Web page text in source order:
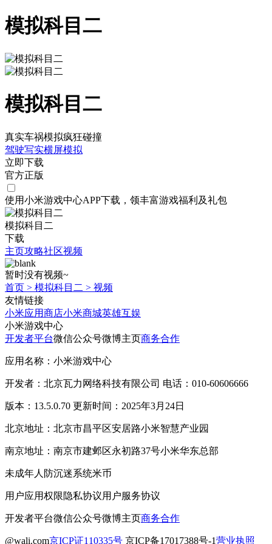
模拟科目二
模拟科目二
真实车祸模拟疯狂碰撞
驾驶写实横屏模拟
立即下载
官方正版
使用小米游戏中心APP下载 ，领丰富游戏福利 及礼包
模拟科目二
下载
主页攻略社区视频
暂时没有视频~
首页 > 模拟科目二 > 视频
友情链接
小米应用商店小米商城英雄互娱
小米游戏中心
开发者平台微信公众号微博主页商务合作
应用名称：小米游戏中心
开发者：北京瓦力网络科技有限公司 电话：010-60606666
版本：13.5.0.70 更新时间：2025年3月24日
北京地址：北京市昌平区安居路小米智慧产业园
南京地址：南京市建邺区永初路37号小米华东总部
未成年人防沉迷系统米币
用户应用权限隐私协议用户服务协议
开发者平台微信公众号微博主页商务合作
@wali.com京ICP证110335号 京ICP备17017388号-1营业执照